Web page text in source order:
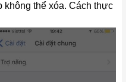
thể xóa. Cách thực